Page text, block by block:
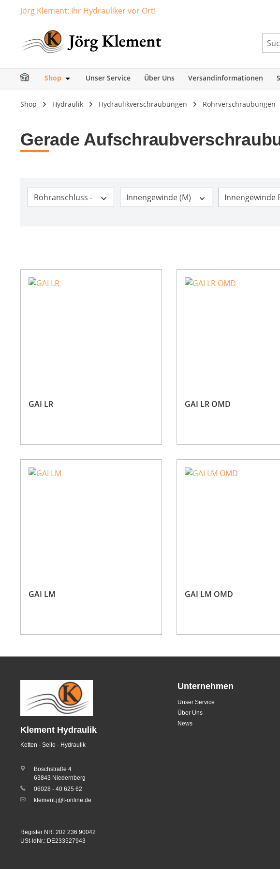
Zur Hauptnavigation springen
Jörg Klement: Ihr Hydrauliker vor Ort!
Shop Öffne oder Schließe das Dropdown der Kategorie Shop
Unser Service Über Uns Versandinformationen
Shop Hydraulik Hydraulikverschraubungen Rohrverschraubungen
Gerade
Rohranschluss - Innengewinde (M) Innengewinde
GAI LR GAI LR OMD
GAI LM GAI LM OMD
Klement Hydraulik
Ketten - Seile - Hydraulik
Boschstraße 4
63843 Niedernberg
06028 - 40 625 62
klement.j@t-online.de
Register NR: 202 236 90042
USt-IdNr.: DE233527943
Unternehmen
Unser Service
Über Uns
News